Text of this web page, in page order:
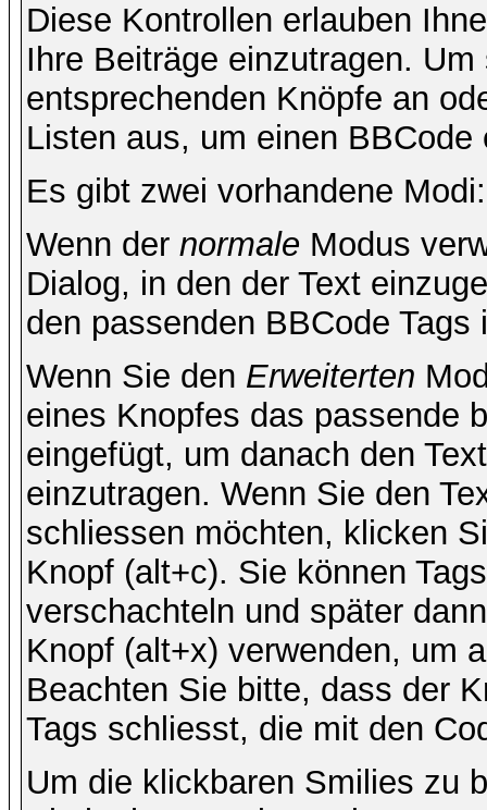
Diese Kontrollen erlauben
Ihre Beiträge einzutragen.
entsprechenden Knöpfe an
Listen aus, um einen BBCode
Es gibt zwei vorhandene
Wenn der normale Modus
Dialog, in den der Text
den passenden BBCode
Wenn Sie den Erweiterten
eines Knopfes das passende
eingefügt, um danach den
einzutragen. Wenn Sie den
schliessen möchten, klicken
Knopf (alt+c). Sie können
verschachteln und später
Knopf (alt+x) verwenden, um
Beachten Sie bitte, dass der
Tags schliesst, die mit den
Um die klickbaren Smilies zu